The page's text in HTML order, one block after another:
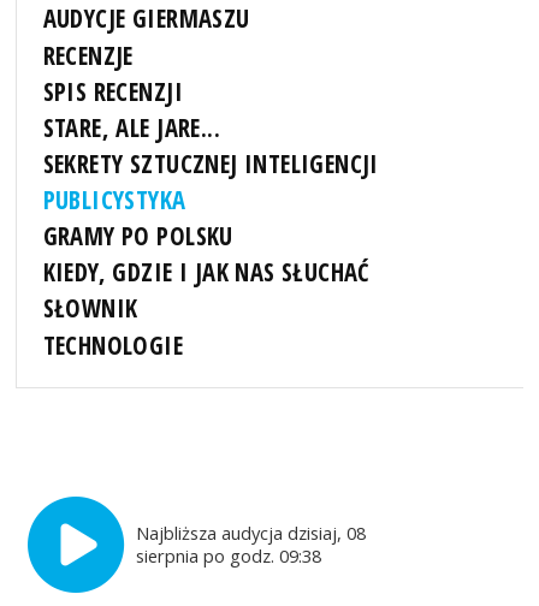
AUDYCJE GIERMASZU
RECENZJE
SPIS RECENZJI
STARE, ALE JARE...
SEKRETY SZTUCZNEJ INTELIGENCJI
PUBLICYSTYKA
GRAMY PO POLSKU
KIEDY, GDZIE I JAK NAS SŁUCHAĆ
SŁOWNIK
TECHNOLOGIE
Najbliższa audycja dzisiaj, 08
sierpnia po godz. 09:38